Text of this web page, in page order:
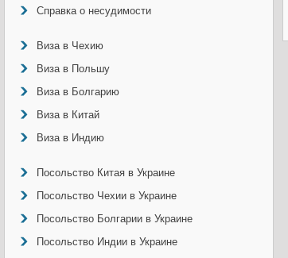
Справка о несудимости
Виза в Чехию
Виза в Польшу
Виза в Болгарию
Виза в Китай
Виза в Индию
Посольство Китая в Украине
Посольство Чехии в Украине
Посольство Болгарии в Украине
Посольство Индии в Украине